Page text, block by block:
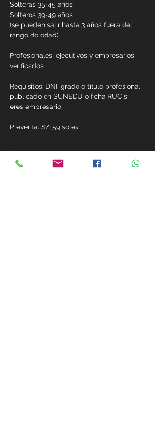
Solteras 35-45 años
Solteros 39-49 años
(se pueden salir hasta 3 años fuera del
rango de edad)
Profesionales, ejecutivos y empresarios
verificados
Requisitos: DNI, grado o título profesional
publicado en SUNEDU o ficha RUC si
eres empresario..
Preventa: S/159 soles.
Ver más